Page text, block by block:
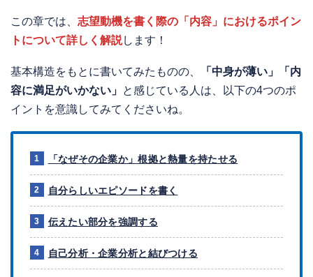
この章では、 志望動機を書く際の「内容」におけるポイン
トについて詳しく解説します！
基本構造をもとに書いてみたものの、
「中身が薄い」「内
容に満足がいかない」 と感じている人は、以下の4つのポ
イントを意識してみてくださいね。
「なぜその企業か」根拠と熱量を持たせる
自分らしいエピソードを書く
伝えたい部分を強調する
自己分析・企業分析と結びつける